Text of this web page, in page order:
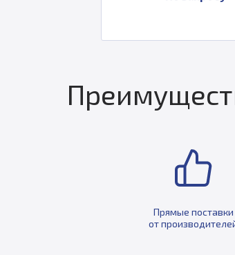
Прямые поставки
от